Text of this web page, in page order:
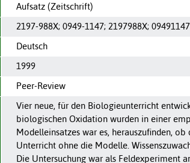
Aufsatz (Zeitschrift)
2197-988X; 0949-1147; 2197988X; 09491147
Deutsch
1999
Peer-Review
Vier neue, für den Biologieunterricht
biologischen Oxidation wurden in einer
Modelleinsatzes war es, herauszufinden,
Unterricht ohne die Modelle.
Die Untersuchung war als Feldexperiment